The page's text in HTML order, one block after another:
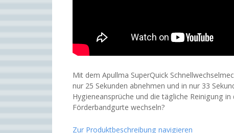
Mit dem Apullma SuperQuick
nur 25 Sekunden abnehmen und in nur 33
Hygieneansprüche und die tägliche Reinigung
Förderbandgurte wechseln?
Zur Produktbeschreibung navigieren